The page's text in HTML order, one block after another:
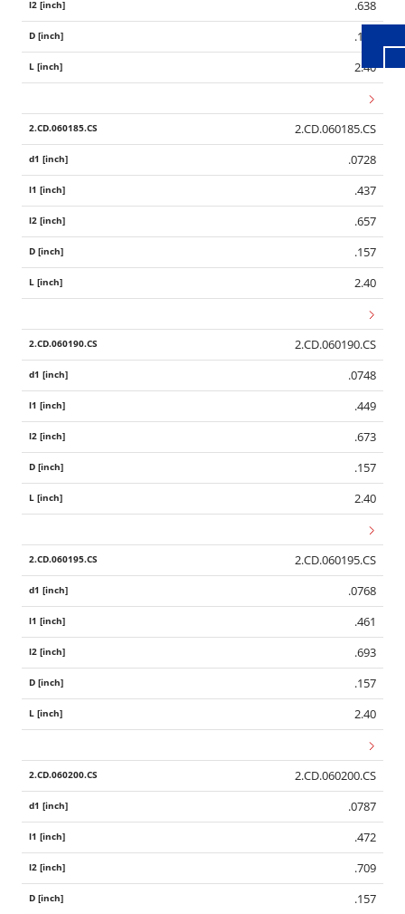
.638
.157
2.40
2.CD.060185.CS
.0728
.437
.657
.157
2.40
2.CD.060190.CS
.0748
.449
.673
.157
2.40
2.CD.060195.CS
.0768
.461
.693
.157
2.40
2.CD.060200.CS
.0787
.472
.709
.157